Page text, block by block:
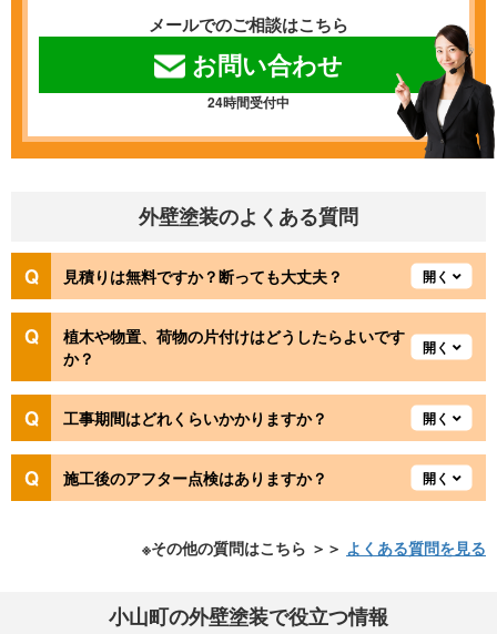
メールでのご相談はこちら
お問い合わせ
24時間受付中
外壁塗装のよくある質問
見積りは無料ですか？断っても大丈夫？
植木や物置、荷物の片付けはどうしたらよいです
か？
工事期間はどれくらいかかりますか？
施工後のアフター点検はありますか？
※その他の質問はこちら ＞＞ よくある質問を見る
小山町の外壁塗装で役立つ情報